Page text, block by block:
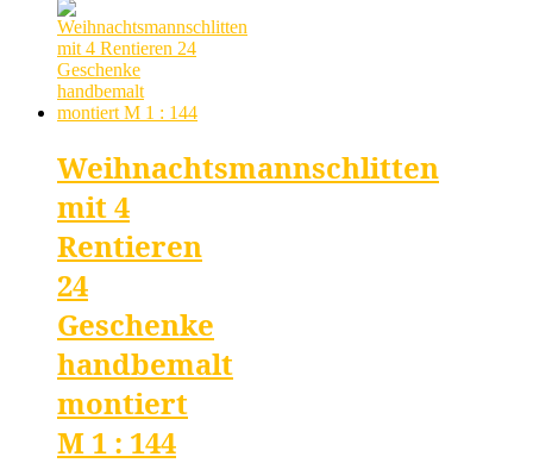
Weihnachtsmannschlitten
mit 4
Rentieren
24
Geschenke
handbemalt
montiert
M 1 : 144